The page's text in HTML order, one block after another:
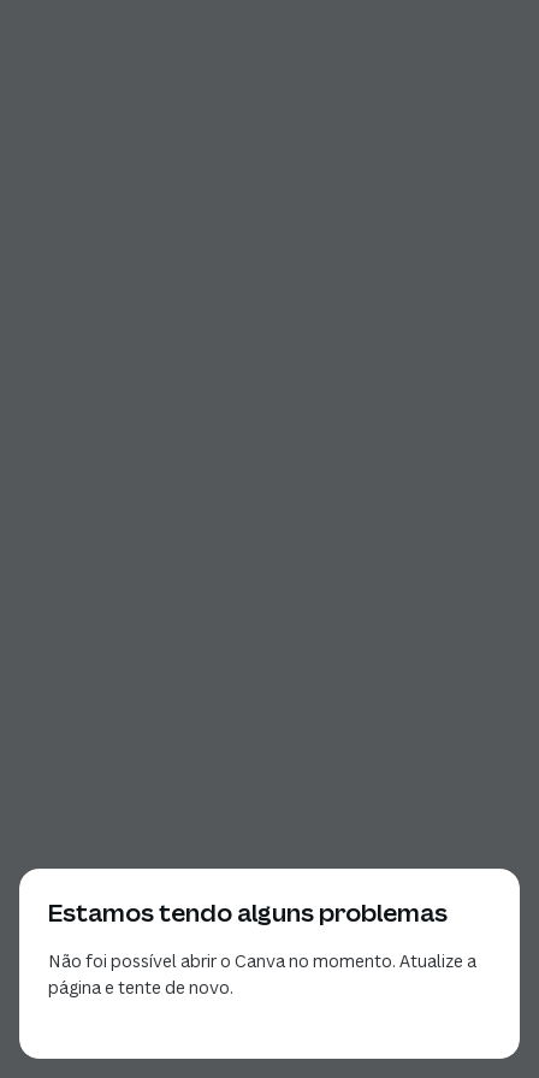
Estamos tendo alguns problemas
Não foi possível abrir o Canva no momento. Atualize a
página e tente de novo.